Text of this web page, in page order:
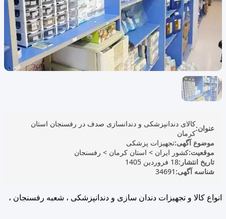
عنوان:کالای دندانپزشکی و دندانسازی صدف در رفسنجان استان
کرمان
موضوع آگهی:تجهیزات پزشکی
موقعیت:کشور ایران > استان کرمان > رفسنجان
تاریخ انتشار:18 فروردین 1405
شناسه آگهی: 34691
انواع کالا و تجهیزات دندان سازی و دندانپزشکی ، شعبه رفسنجان ،